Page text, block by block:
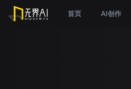
首页 AI创作